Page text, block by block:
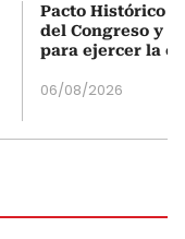
Pacto Histórico
del Congreso y
para ejercer la
06/08/2026